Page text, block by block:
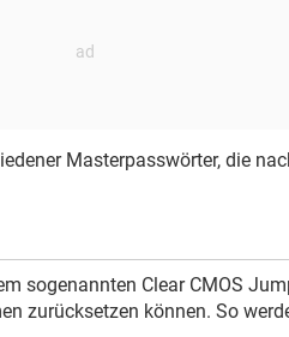
Masterpasswörter, die
sogenannten Clear CMOS
zurücksetzen können. So